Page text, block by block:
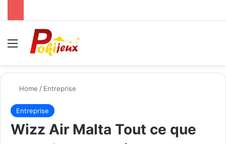
Menu
Home / Entreprise
Entreprise
Wizz Air Malta Tout ce que